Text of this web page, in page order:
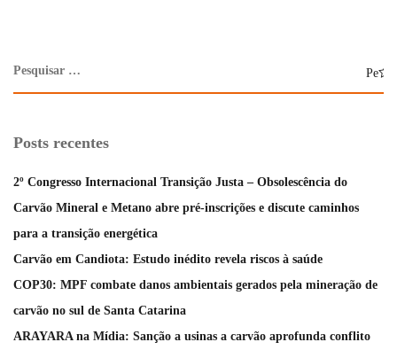
Posts recentes
2º Congresso Internacional Transição Justa – Obsolescência do
Carvão Mineral e Metano abre pré-inscrições e discute caminhos
para a transição energética
Carvão em Candiota: Estudo inédito revela riscos à saúde
COP30: MPF combate danos ambientais gerados pela mineração de
carvão no sul de Santa Catarina
ARAYARA na Mídia: Sanção a usinas a carvão aprofunda conflito